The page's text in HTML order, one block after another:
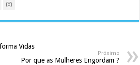
Vidas
Próximo
Por que as Mulheres Engordam ?